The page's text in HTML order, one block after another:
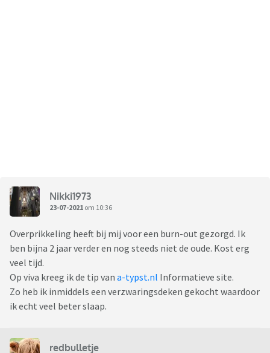
Nikki1973
23-07-2021 om 10:36
Overprikkeling heeft bij mij voor een burn-out gezorgd. Ik
ben bijna 2 jaar verder en nog steeds niet de oude. Kost erg
veel tijd.
Op viva kreeg ik de tip van a-typst.nl Informatieve site.
Zo heb ik inmiddels een verzwaringsdeken gekocht waardoor
ik echt veel beter slaap.
redbulletje